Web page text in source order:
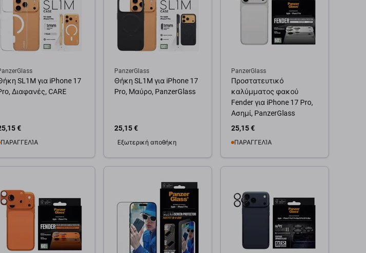
SL1M για iPhone 17
Διαφανές, CARE
€
ΠΑΡΑΓΓΕΛΊΑ
PanzerGlass
Θήκη SL1M για iPhone 17
Pro, Μαύρο, PanzerGlass
25,15 €
Εξωτερική αποθήκη
PanzerGlass
Προστατευτικό
καλύμματος φακού
Fender για iPhone 17 Pro,
Ασημί, PanzerGlass
25,15 €
ΠΑΡΑΓΓΕΛΊΑ